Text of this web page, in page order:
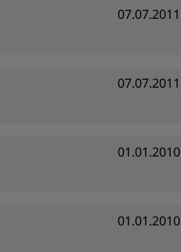
07.07.2011
07.07.2011
01.01.2010
01.01.2010